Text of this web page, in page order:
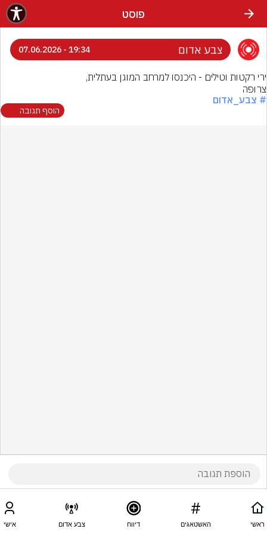
פוסט
צבע אדום 19:34 - 07.06.2026
צרופה
# צבע_אדום
הוסף תגובה
ראשי האשטאגים דיווח צבע אדום אישי